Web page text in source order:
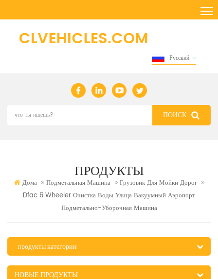
Русский
ПРОДУКТЫ
Дома Подметальная Машина
Грузовик Для Мойки Дорог
Dfac 6 Wheeler Очистка Воды Улица Вакуумный Аэропорт
Подметально-Уборочная Машина
продукты категории
НОВЫЕ ПРОДУКТЫ